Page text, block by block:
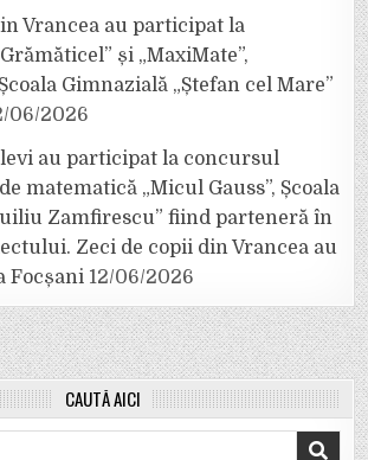
Vrancea au participat la
și „MaxiMate”,
Gimnazială „Ștefan cel Mare”
06/2026
au participat la concursul
matematică „Micul Gauss”, Școala
Zamfirescu” fiind parteneră în
Zeci de copii din Vrancea au
Focșani 12/06/2026
CAUTĂ AICI